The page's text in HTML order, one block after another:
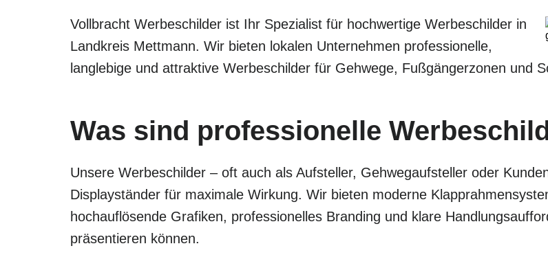
Vollbracht Werbeschilder ist Ihr Spezialist für hochwertige Werbeschilder in
Landkreis Mettmann. Wir bieten lokalen Unternehmen professionelle,
langlebige und attraktive Werbeschilder für Gehwege, Fußgängerzonen und
Was sind professionelle
Unsere Werbeschilder – oft auch als Aufsteller, Gehwegaufsteller oder
Displayständer für maximale Wirkung. Wir bieten moderne
hochauflösende Grafiken, professionelles Branding und klare
präsentieren können.